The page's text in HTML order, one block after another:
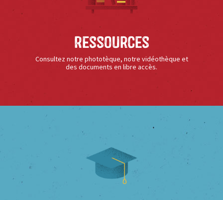
Ressources
Consultez notre phototèque, notre vidéothèque et
des documents en libre accès.